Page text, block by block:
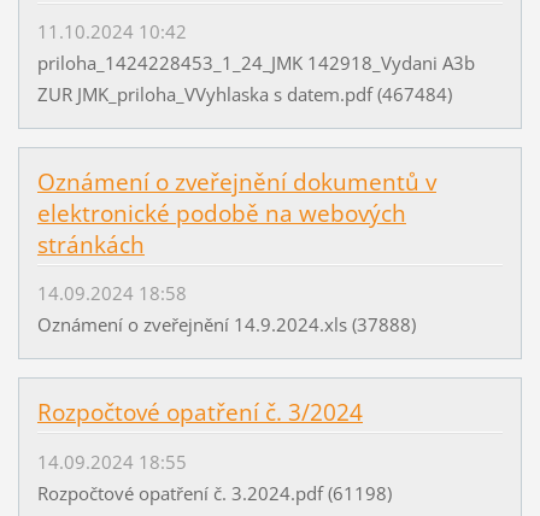
11.10.2024 10:42
priloha_1424228453_1_24_JMK 142918_Vydani A3b
ZUR JMK_priloha_VVyhlaska s datem.pdf (467484)
Oznámení o zveřejnění dokumentů v
elektronické podobě na webových
stránkách
14.09.2024 18:58
Oznámení o zveřejnění 14.9.2024.xls (37888)
Rozpočtové opatření č. 3/2024
14.09.2024 18:55
Rozpočtové opatření č. 3.2024.pdf (61198)